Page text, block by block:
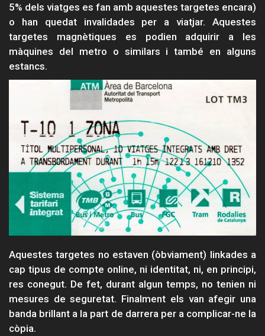
5% dels viatges es fan amb aquestes targetes encara)
o han quedat invalidades per a viatjar. Aquestes
targetes magnètiques es podien adquirir a les
màquines del metro o similars i també en alguns
estancs.
Aquestes targetes no estaven (òbviament) linkades a
cap tipus de compte online, ni identitat, ni, en principi,
res conegut. De fet, durant algun temps, no tenien ni
mesures de seguretat. Finalment els van afegir una
banda brillant a la part de darrera per a complicar-ne la
còpia.